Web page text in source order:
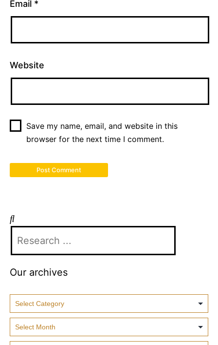
Email *
Website
Save my name, email, and website in this
browser for the next time I comment.
Our archives